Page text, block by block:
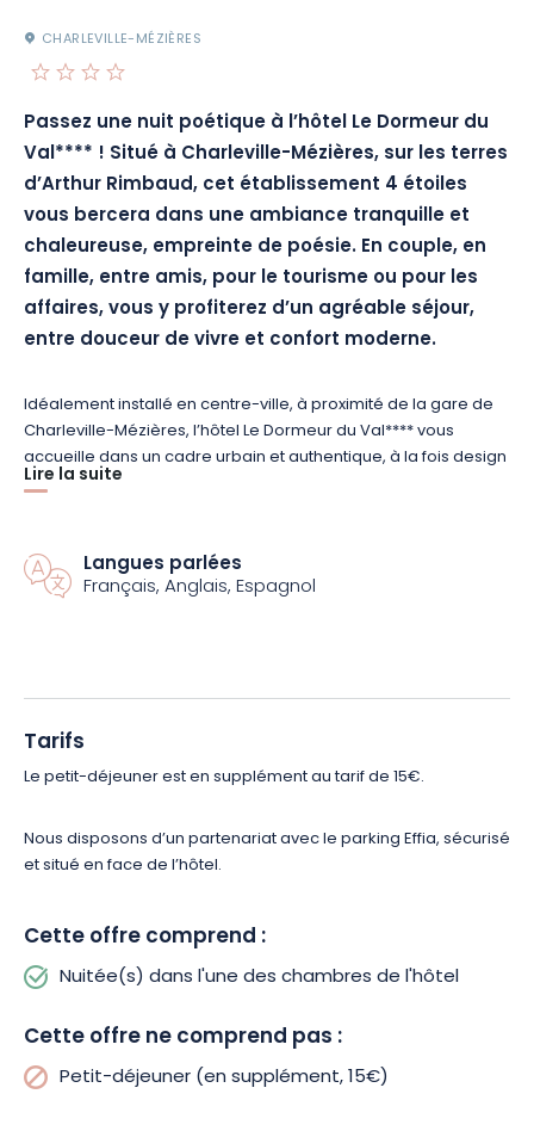
CHARLEVILLE-MÉZIÈRES
Passez une nuit poétique à l’hôtel Le Dormeur du
Val**** ! Situé à Charleville-Mézières, sur les terres
d’Arthur Rimbaud, cet établissement 4 étoiles
vous bercera dans une ambiance tranquille et
chaleureuse, empreinte de poésie. En couple, en
famille, entre amis, pour le tourisme ou pour les
affaires, vous y profiterez d’un agréable séjour,
entre douceur devivre et confort moderne.
Idéalement installé en centre-ville, à proximité de la gare de
Charleville-Mézières, l’hôtel Le Dormeur duVal****vous
accueille dans un cadre urbain et authentique, à la fois design
et artistique.Posez vos valises dans l’une de ses 17 chambres,
magnifiquement la signature de la marque Urban Style.
Confort,Twin, Supérieure ou familiale.Avec un espace de vie
entre 15 à 25 m², chaque chambre
aisance quotidienne, que vous veniez seul, à 2 ou à plusieurs.
D’ailleurs, côté modernité, Le Dormeur duVal****est
bains spacieuse,peignoir-chaussons, mais aussi
climatisation, gestion domotique de la lumière…
Pour agrémenter votre séjour, des espaces détente et bien-
être sont également disponibles sur place.Rejoignez le bar et
délicieux dîner auxsaveurs d’Ardennes ! Après une balade de
découverte autour de Charleville-Mézières, ou après une
réunion d’affaires dans la salle de séminaires, rien de tel que
Lire la suite
Langues parlées
Français, Anglais, Espagnol
Tarifs
Le petit-déjeuner est en supplément au tarif de 15€.
Nous disposons d’un partenariat avec le parking Effia, sécurisé
et situé en face de l’hôtel.
Cette offre comprend :
Nuitée(s) dans l'une des chambres de l'hôtel
Cette offre ne comprend pas :
Petit-déjeuner (en supplément, 15€)